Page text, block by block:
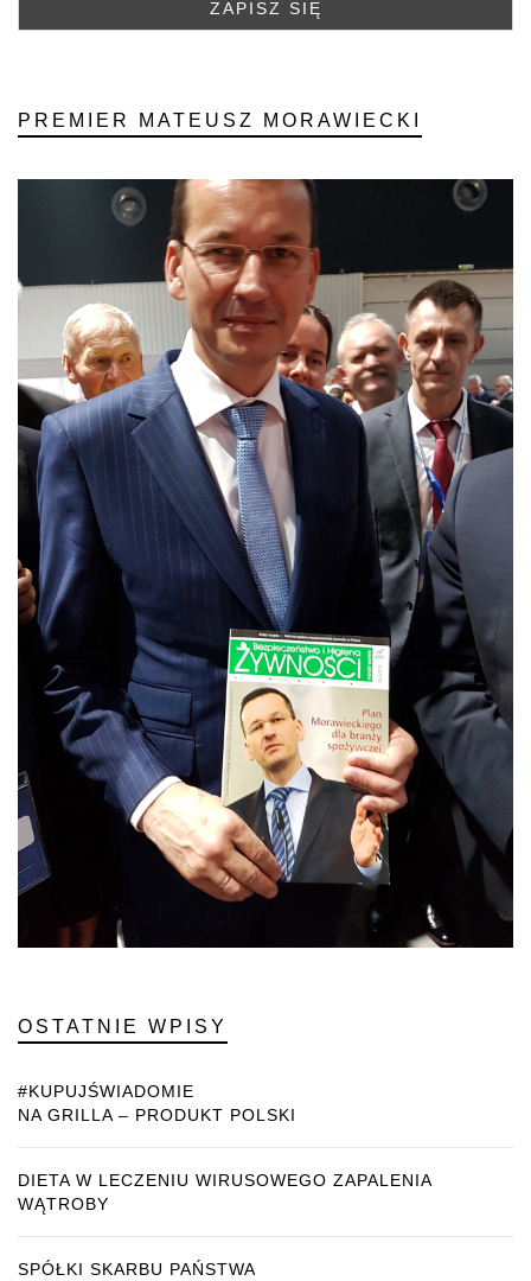
PREMIER MATEUSZ MORAWIECKI
OSTATNIE WPISY
#KUPUJŚWIADOMIE
NA GRILLA – PRODUKT POLSKI
DIETA W LECZENIU WIRUSOWEGO ZAPALENIA
WĄTROBY
SPÓŁKI SKARBU PAŃSTWA